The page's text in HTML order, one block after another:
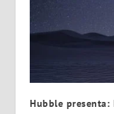
Hubble